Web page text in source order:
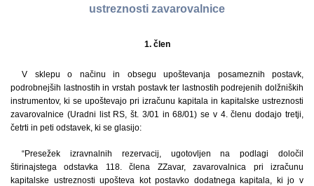
ustreznosti zavarovalnice
1. člen
V sklepu o načinu in obsegu upoštevanja posameznih postavk,
podrobnejših lastnostih in vrstah postavk ter lastnostih podrejenih dolžniških
instrumentov, ki se upoštevajo pri izračunu kapitala in kapitalske ustreznosti
zavarovalnice (Uradni list RS, št. 3/01 in 68/01) se v 4. členu dodajo tretji,
četrti in peti odstavek, ki se glasijo:
“Presežek izravnalnih rezervacij, ugotovljen na podlagi določil
štirinajstega odstavka 118. člena ZZavar, zavarovalnica pri izračunu
kapitalske ustreznosti upošteva kot postavko dodatnega kapitala, ki jo v